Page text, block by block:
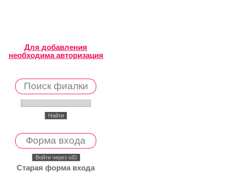
Для добавления
необходима авторизация
Поиск фиалки
Форма входа
Войти через uID
Старая форма входа